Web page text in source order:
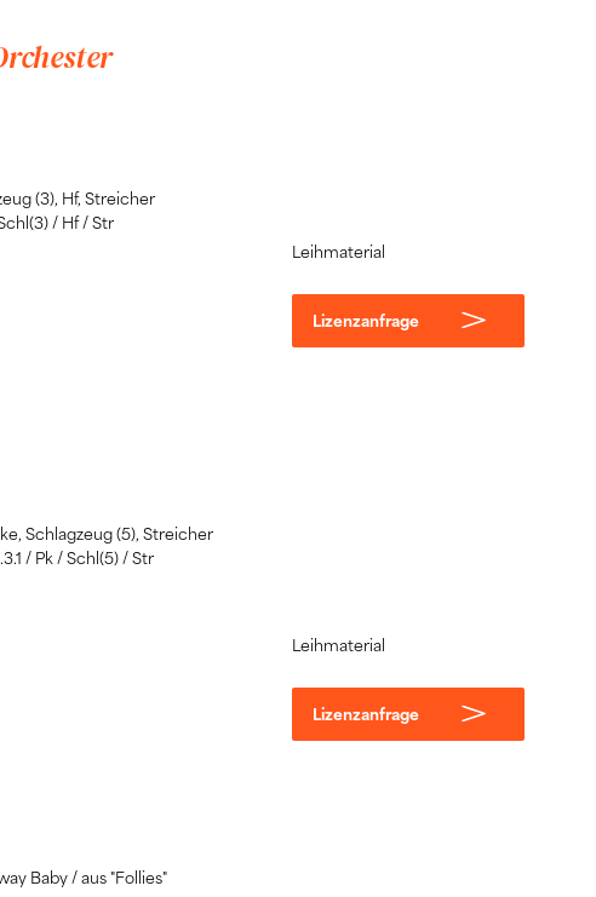
(3), Hf, Streicher
/ Hf / Str
Leihmaterial
Lizenzanfrage
Schlagzeug (5), Streicher
/ Pk / Schl(5) / Str
Leihmaterial
Lizenzanfrage
Baby / aus "Follies"